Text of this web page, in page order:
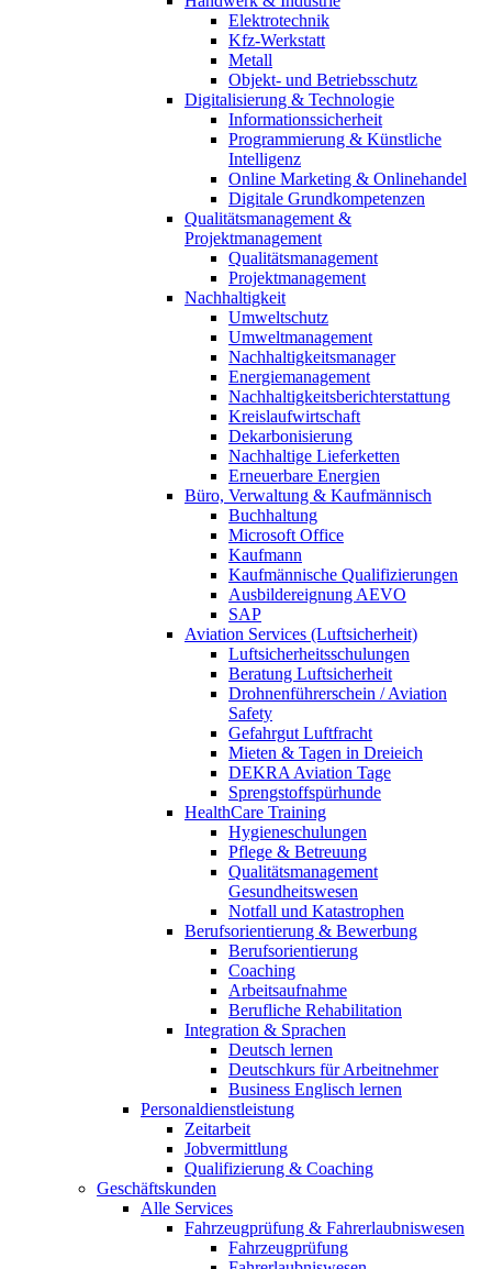
Elektrotechnik
Kfz-Werkstatt
Metall
Objekt- und Betriebsschutz
Digitalisierung & Technologie
Informationssicherheit
Programmierung & Künstliche
Intelligenz
Online Marketing & Onlinehandel
Digitale Grundkompetenzen
Qualitätsmanagement &
Projektmanagement
Qualitätsmanagement
Projektmanagement
Nachhaltigkeit
Umweltschutz
Umweltmanagement
Nachhaltigkeitsmanager
Energiemanagement
Nachhaltigkeitsberichterstattung
Kreislaufwirtschaft
Dekarbonisierung
Nachhaltige Lieferketten
Erneuerbare Energien
Büro, Verwaltung & Kaufmännisch
Buchhaltung
Microsoft Office
Kaufmann
Kaufmännische Qualifizierungen
Ausbildereignung AEVO
SAP
Aviation Services (Luftsicherheit)
Luftsicherheitsschulungen
Beratung Luftsicherheit
Drohnenführerschein / Aviation
Safety
Gefahrgut Luftfracht
Mieten & Tagen in Dreieich
DEKRA Aviation Tage
Sprengstoffspürhunde
HealthCare Training
Hygieneschulungen
Pflege & Betreuung
Qualitätsmanagement
Gesundheitswesen
Notfall und Katastrophen
Berufsorientierung & Bewerbung
Berufsorientierung
Coaching
Arbeitsaufnahme
Berufliche Rehabilitation
Integration & Sprachen
Deutsch lernen
Deutschkurs für Arbeitnehmer
Business Englisch lernen
Personaldienstleistung
Zeitarbeit
Jobvermittlung
Qualifizierung & Coaching
Geschäftskunden
Alle Services
Fahrzeugprüfung & Fahrerlaubniswesen
Fahrzeugprüfung